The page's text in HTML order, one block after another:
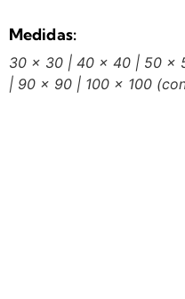
Medidas:
30 x 30 | 40 x 40 | 50 x
| 90 x 90 | 100 x 100